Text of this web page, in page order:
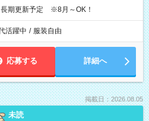
期更新予定 ※8月～OK！
活躍中 / 服装自由
応募する 詳細へ
掲載日：2026.08.05
未読